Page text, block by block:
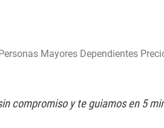
Mayores Dependientes
compromiso y te guiamos en 5